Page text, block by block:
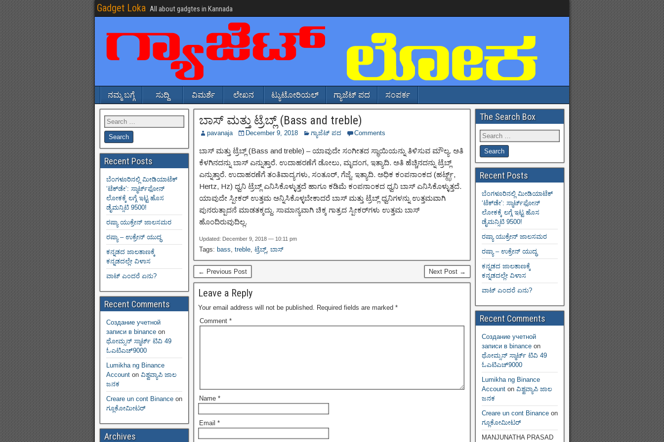
Gadget Loka All about gadgtes in Kannada
ನಮ್ಮ ಬಗ್ಗೆ ಸುದ್ದಿ ವಿಮರ್ಶೆ ಲೇಖನ ಟ್ಯುಟೋರಿಯಲ್ ಗ್ಯಾಜೆಟ್ ಪದ ಸಂಪರ್ಕ
ಬಾಸ್ ಮತ್ತು ಟ್ರೆಬ್ಲ್ (Bass and treble)
pavanaja December 9, 2018 ಗ್ಯಾಜೆಟ್ ಪದ Comments
ಬಾಸ್ ಮತ್ತು ಟ್ರೆಬ್ಲ್ (Bass and treble) – ಯಾವುದೇ ಸಂಗೀತದ ಸ್ಥಾಯಿಯನ್ನು ತಿಳಿಸುವ ಮೌಲ್ಯ. ಅತಿ
ಕೆಳಗಿನದನ್ನು ಬಾಸ್ ಎನ್ನುತ್ತಾರೆ. ಉದಾಹರಣೆಗೆ ಡೋಲು, ಮೃದಂಗ, ಇತ್ಯಾದಿ. ಅತಿ ಹೆಚ್ಚಿನದನ್ನು ಟ್ರೆಬ್ಲ್
ಎನ್ನುತ್ತಾರೆ. ಉದಾಹರಣೆಗೆ ತಂತಿವಾದ್ಯಗಳು, ಸಂತೂರ್, ಗೆಜ್ಜೆ, ಇತ್ಯಾದಿ. ಅಧಿಕ ಕಂಪನಾಂಕದ (ಹರ್ಟ್ಝ್,
Hertz, Hz) ಧ್ವನಿ ಟ್ರೆಬ್ಲ್ ಎನಿಸಿಕೊಳ್ಳುತ್ತದೆ ಹಾಗೂ ಕಡಿಮೆ ಕಂಪನಾಂಕದ ಧ್ವನಿ ಬಾಸ್ ಎನಿಸಿಕೊಳ್ಳುತ್ತದೆ.
ಯಾವುದೇ ಸ್ಪೀಕರ್ ಉತ್ತಮ ಅನ್ನಿಸಿಕೊಳ್ಳಬೇಕಾದರೆ ಬಾಸ್ ಮತ್ತು ಟ್ರೆಬ್ಲ್ ಧ್ವನಿಗಳನ್ನು ಉತ್ತಮವಾಗಿ
ಪುನರುತ್ಪಾದನೆ ಮಾಡತಕ್ಕದ್ದು. ಸಾಮಾನ್ಯವಾಗಿ ಚಿಕ್ಕ ಗಾತ್ರದ ಸ್ಪೀಕರ್‌ಗಳು ಉತ್ತಮ ಬಾಸ್
ಹೊಂದಿರುವುದಿಲ್ಲ.
Updated: December 9, 2018 — 10:11 pm
Tags: bass, treble, ಟ್ರೆಬ್ಲ್, ಬಾಸ್
← Previous Post Next Post →
Leave a Reply
Your email address will not be published. Required fields are marked *
Comment *
Name *
Email *
Recent Posts
ಬೆಂಗಳೂರಿನಲ್ಲಿ ಮೀಡಿಯಾಟೆಕ್‌
‘ಟೆಕ್‌ಡೇ’: ಸ್ಮಾರ್ಟ್‌ಫೋನ್
ಲೋಕಕ್ಕೆ ಲಗ್ಗೆ ಇಟ್ಟ ಹೊಸ
ಡೈಮನ್ಸಿಟಿ 9500!
ರಷ್ಯಾ ಯುಕ್ರೇನ್ ಜಾಲಸಮರ
ರಷ್ಯಾ – ಉಕ್ರೇನ್ ಯುದ್ಧ
ಕನ್ನಡದ ಜಾಲತಾಣಕ್ಕೆ
ಕನ್ನಡದಲ್ಲೇ ವಿಳಾಸ
ವಾಟ್ ಎಂದರೆ ಏನು?
Recent Comments
Создание учетной
записи в binance on
ಥೋಮ್ಸನ್ ಸ್ಮಾರ್ಟ್‌ ಟಿವಿ 49
ಓಎಟಿಎಚ್9000
Lumikha ng Binance
Account on ವಿಶ್ವವ್ಯಾಪಿ ಜಾಲ
ಜನಕ
Creare un cont Binance on
ಗ್ಲೂಕೋಮೀಟರ್
Archives
The Search Box
Recent Posts
ಬೆಂಗಳೂರಿನಲ್ಲಿ ಮೀಡಿಯಾಟೆಕ್‌
‘ಟೆಕ್‌ಡೇ’: ಸ್ಮಾರ್ಟ್‌ಫೋನ್
ಲೋಕಕ್ಕೆ ಲಗ್ಗೆ ಇಟ್ಟ ಹೊಸ
ಡೈಮನ್ಸಿಟಿ 9500!
ರಷ್ಯಾ ಯುಕ್ರೇನ್ ಜಾಲಸಮರ
ರಷ್ಯಾ – ಉಕ್ರೇನ್ ಯುದ್ಧ
ಕನ್ನಡದ ಜಾಲತಾಣಕ್ಕೆ
ಕನ್ನಡದಲ್ಲೇ ವಿಳಾಸ
ವಾಟ್ ಎಂದರೆ ಏನು?
Recent Comments
Создание учетной
записи в binance on
ಥೋಮ್ಸನ್ ಸ್ಮಾರ್ಟ್‌ ಟಿವಿ 49
ಓಎಟಿಎಚ್9000
Lumikha ng Binance
Account on ವಿಶ್ವವ್ಯಾಪಿ ಜಾಲ
ಜನಕ
Creare un cont Binance on
ಗ್ಲೂಕೋಮೀಟರ್
MANJUNATHA PRASAD